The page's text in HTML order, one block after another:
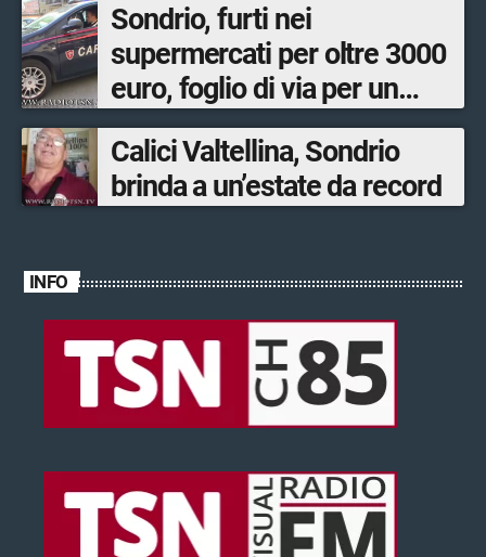
Sondrio, furti nei
supermercati per oltre 3000
euro, foglio di via per un
ventinovenne
Calici Valtellina, Sondrio
brinda a un’estate da record
INFO